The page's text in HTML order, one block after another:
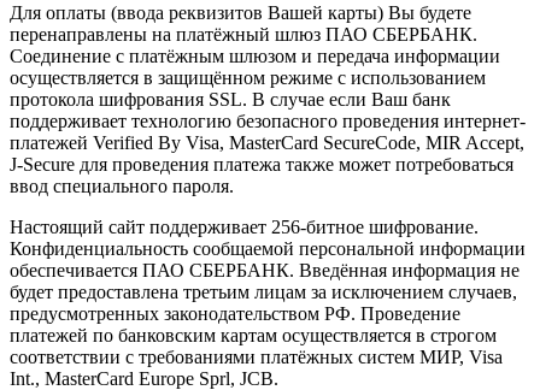
Для оплаты (ввода реквизитов Вашей карты) Вы будете
перенаправлены на платёжный шлюз ПАО СБЕРБАНК.
Соединение с платёжным шлюзом и передача информации
осуществляется в защищённом режиме с использованием
протокола шифрования SSL. В случае если Ваш банк
поддерживает технологию безопасного проведения интернет-
платежей Verified By Visa, MasterCard SecureCode, MIR Accept,
J-Secure для проведения платежа также может потребоваться
ввод специального пароля.
Настоящий сайт поддерживает 256-битное шифрование.
Конфиденциальность сообщаемой персональной информации
обеспечивается ПАО СБЕРБАНК. Введённая информация не
будет предоставлена третьим лицам за исключением случаев,
предусмотренных законодательством РФ. Проведение
платежей по банковским картам осуществляется в строгом
соответствии с требованиями платёжных систем МИР, Visa
Int., MasterCard Europe Sprl, JCB.